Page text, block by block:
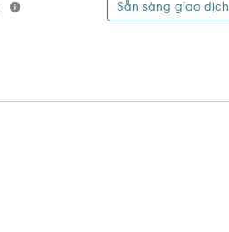
Sẵn sàng giao dịch